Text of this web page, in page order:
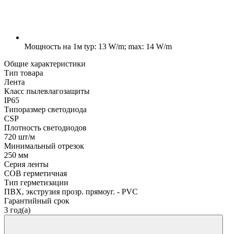
Мощность на 1м typ: 13 W/m; max: 14 W/m
Общие характеристики
Тип товара
Лента
Класс пылевлагозащиты
IP65
Типоразмер светодиода
CSP
Плотность светодиодов
720 шт/м
Минимальный отрезок
250 мм
Серия ленты
COB герметичная
Тип герметизации
ПВХ, экструзия прозр. прямоуг. - PVC
Гарантийный срок
3 год(а)